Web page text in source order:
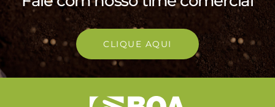
CLIQUE AQUI